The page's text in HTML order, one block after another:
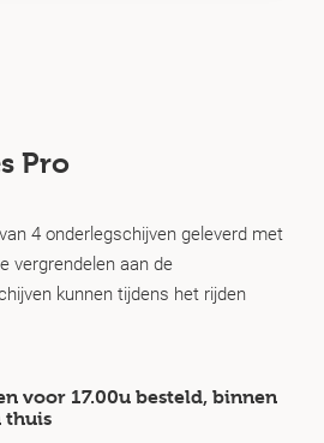
Pro
4 onderlegschijven geleverd met
vergrendelen aan de
kunnen tijdens het rijden
voor 17.00u besteld, binnen
thuis